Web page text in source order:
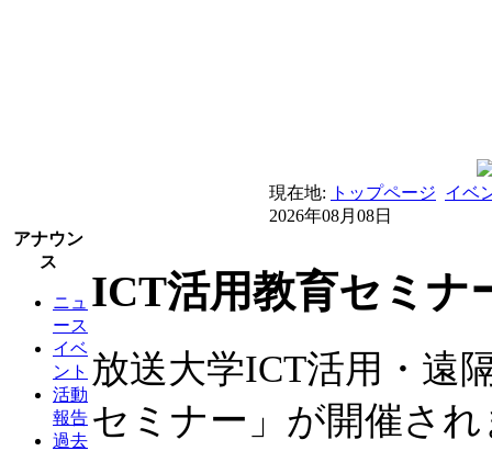
現在地: トップページ イベ
2026年08月08日
アナウン
ス
ニュ
ース
イベ
ント
活動
報告
過去
ICT活用教育セミナ
放送大学ICT活用・遠
セミナー」が開催さ